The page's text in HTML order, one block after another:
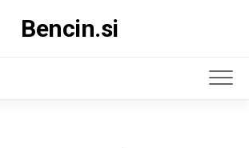
Bencin.si